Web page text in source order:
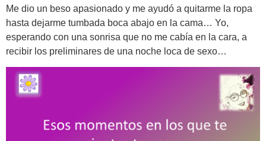
Me dio un beso apasionado y me ayudó a quitarme la ropa
hasta dejarme tumbada boca abajo en la cama… Yo,
esperando con una sonrisa que no me cabía en la cara, a
recibir los preliminares de una noche loca de sexo…